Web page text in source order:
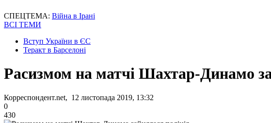
СПЕЦТЕМА: Війна в Ірані
ВСІ ТЕМИ
Вступ України в ЄС
Теракт в Барселоні
Расизмом на матчі Шахтар-Динамо
Корреспондент.net, 12 листопада 2019, 13:32
0
430